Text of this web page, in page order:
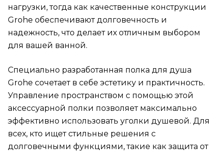
нагрузки, тогда как качественные конструкции
Grohe обеспечивают долговечность и
надежность, что делает их отличным выбором
для вашей ванной.
Специально разработанная полка для душа
Grohe сочетает в себе эстетику и практичность.
Управление пространством с помощью этой
аксессуарной полки позволяет максимально
эффективно использовать уголки душевой. Для
всех, кто ищет стильные решения с
долговечными функциями, такие как защита от